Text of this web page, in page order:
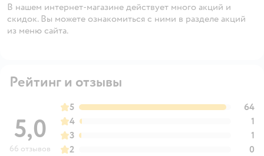
В нашем интернет-магазине действует много акций и
скидок. Вы можете ознакомиться с ними в разделе акций
из меню сайта.
Рейтинг и отзывы
5,0
66 отзывов
5
64
4
1
3
1
2
0